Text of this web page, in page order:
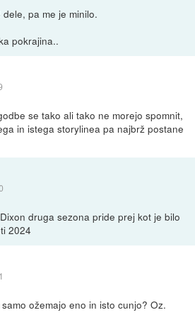
pa me je minilo.
pokrajina..
se tako ali tako ne morejo spomnit,
in istega storylinea pa najbrž postane
druga sezona pride prej kot je bilo
2024
ožemajo eno in isto cunjo? Oz.